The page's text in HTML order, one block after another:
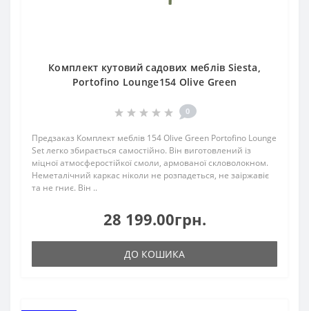
Комплект кутовий садових меблів Siesta,
Portofino Lounge154 Olive Green
0
Предзаказ Комплект меблів 154 Olive Green Portofino Lounge
Set легко збирається самостійно. Він виготовлений із
міцної атмосферостійкої смоли, армованої скловолокном.
Неметалічний каркас ніколи не розпадеться, не заіржавіє
та не гниє. Він ..
28 199.00грн.
ДО КОШИКА